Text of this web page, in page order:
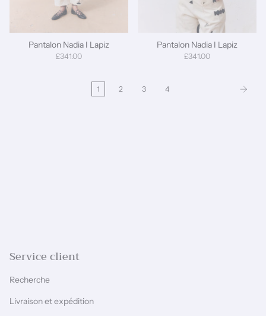
Pantalon Nadia I Lapiz
£341.00
Pantalon Nadia I Lapiz
£341.00
1 2 3 4
Service client
Recherche
Livraison et expédition